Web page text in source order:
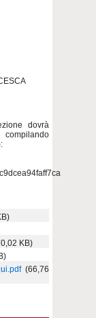
dovrà
KB)
(66,76